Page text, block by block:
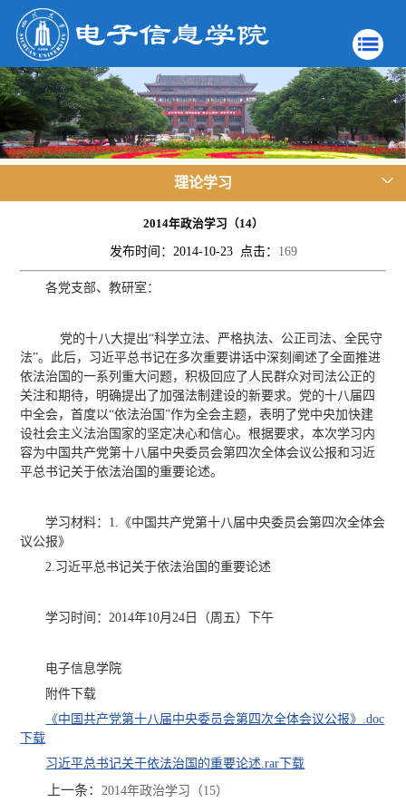
理论学习
2014年政治学习（14）
发布时间：2014-10-23 点击： 169
各党支部、教研室：
党的十八大提出“科学立法、严格执法、公正司法、全民守
法”。此后，习近平总书记在多次重要讲话中深刻阐述了全面推进
依法治国的一系列重大问题，积极回应了人民群众对司法公正的
关注和期待，明确提出了加强法制建设的新要求。党的十八届四
中全会，首度以“依法治国”作为全会主题，表明了党中央加快建
设社会主义法治国家的坚定决心和信心。根据要求，本次学习内
容为中国共产党第十八届中央委员会第四次全体会议公报和习近
平总书记关于依法治国的重要论述。
学习材料：1.《中国共产党第十八届中央委员会第四次全体会
议公报》
2.习近平总书记关于依法治国的重要论述
学习时间：2014年10月24日（周五）下午
电子信息学院
附件下载
《中国共产党第十八届中央委员会第四次全体会议公报》.doc
下载
习近平总书记关于依法治国的重要论述.rar 下载
上一条： 2014年政治学习（15）